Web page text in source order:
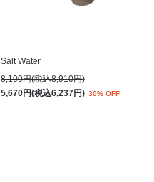
Salt Water
8,100円(税込8,910円)
5,670円(税込6,237円) 30% OFF